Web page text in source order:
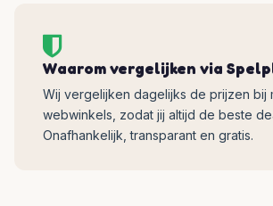
Waarom vergelijken via
Wij vergelijken dagelijks de prijzen bij
webwinkels, zodat jij altijd de beste
Onafhankelijk, transparant en gratis.